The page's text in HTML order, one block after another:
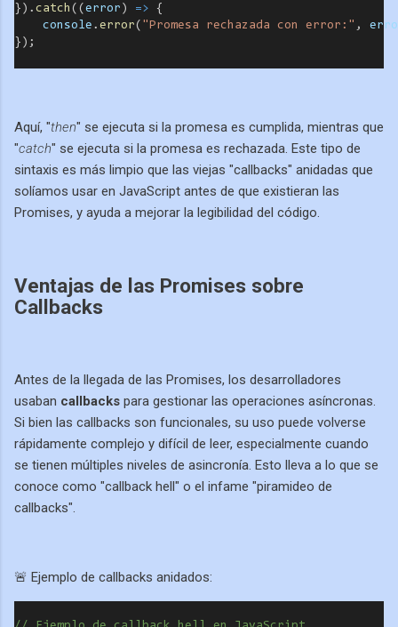
}). catch (( error ) => {
console . error( "Promesa rechazada con error:" ,
});
Aquí, "then" se ejecuta si la promesa es cumplida, mientras que
"catch" se ejecuta si la promesa es rechazada. Este tipo de
sintaxis es más limpio que las viejas "callbacks" anidadas que
solíamos usar en JavaScript antes de que existieran las
Promises, y ayuda a mejorar la legibilidad del código.
Ventajas de las Promises sobre
Callbacks
Antes de la llegada de las Promises, los desarrolladores
usaban callbacks para gestionar las operaciones asíncronas.
Si bien las callbacks son funcionales, su uso puede volverse
rápidamente complejo y difícil de leer, especialmente cuando
se tienen múltiples niveles de asincronía. Esto lleva a lo que se
conoce como "callback hell" o el infame "piramideo de
callbacks".
🚨 Ejemplo de callbacks anidados: